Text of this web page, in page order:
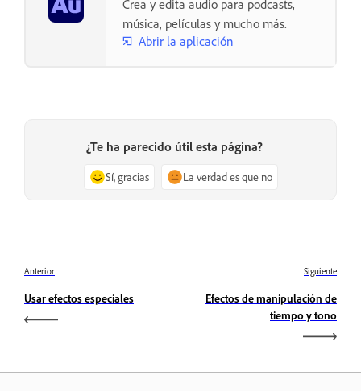
Crea y edita audio para podcasts,
música, películas y mucho más.
Abrir la aplicación
¿Te ha parecido útil esta página?
Sí, gracias La verdad es que no
Anterior
Usar efectos especiales
Siguiente
Efectos de manipulación de
tiempo y tono